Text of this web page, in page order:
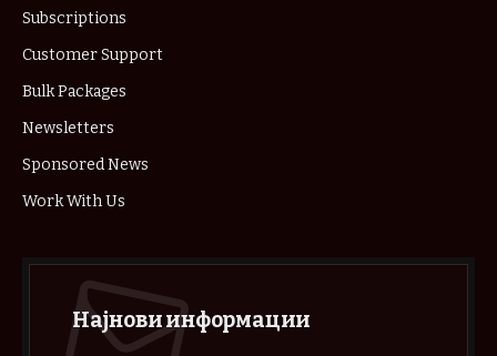
Subscriptions
Customer Support
Bulk Packages
Newsletters
Sponsored News
Work With Us
Најнови информации